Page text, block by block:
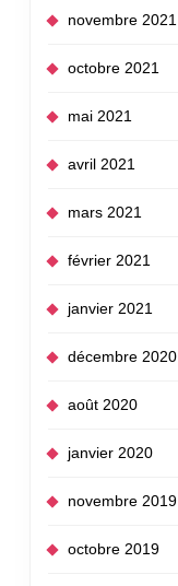
novembre 2021
octobre 2021
mai 2021
avril 2021
mars 2021
février 2021
janvier 2021
décembre 2020
août 2020
janvier 2020
novembre 2019
octobre 2019